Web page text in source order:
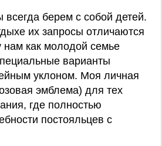
всегда берем с собой детей.
их запросы отличаются
как молодой семье
варианты
уклоном. Моя личная
эмблема) для тех
где полностью
постояльцев с